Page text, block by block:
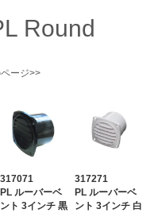
Round
ージ>>
317071
PL ルーバーベ
ント 3インチ 黒
317271
PL ルーバーベ
ント 3インチ 白